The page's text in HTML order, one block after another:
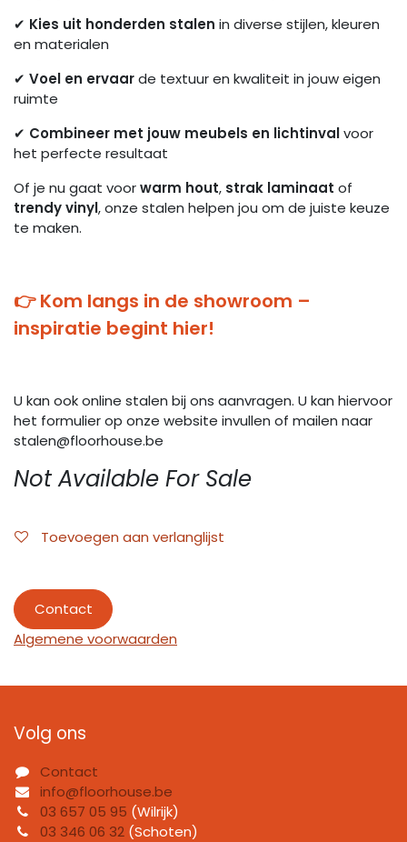
✔ Kies uit honderden stalen in diverse stijlen, kleuren
en materialen
✔ Voel en ervaarde textuur en kwaliteit in jouw eigen
ruimte
✔ Combineer met jouw meubels en lichtinvalvoor
het perfecte resultaat
Of je nu gaat voorwarm hout, strak laminaat of
trendy vinyl, onze stalen helpen jou om de juiste keuze
te maken.
👉 Kom langs in de showroom –
inspiratie begint hier!
U kan ook online stalen bij ons aanvragen. U kan hiervoor
het formulier op onze website invullen of mailen naar
stalen@floorhouse.be
Not Available For Sale
Toevoegen aan verlanglijst
Contact
Algemene voorwaarden
Volg ons
Contact
info@floorhouse.be
03 657 05 95 (Wilrijk)
03 346 06 32 (Schoten)